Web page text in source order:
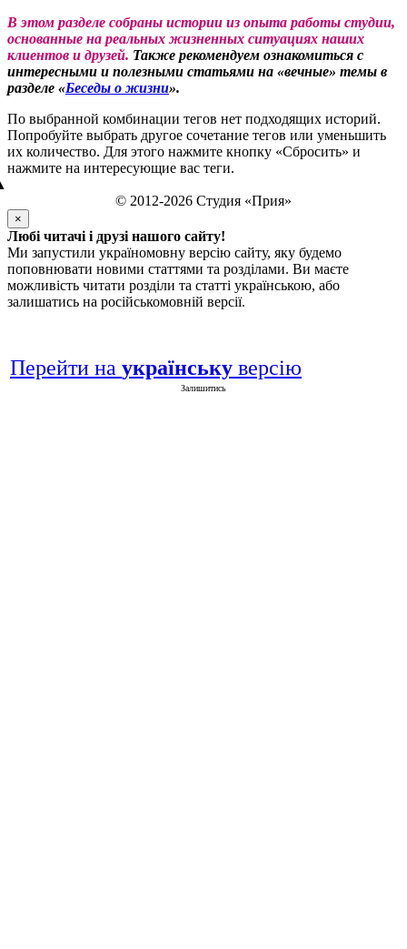
В этом разделе собраны истории из опыта работы студии,
основанные на реальных жизненных ситуациях наших
клиентов и друзей. Также рекомендуем ознакомиться с
интересными и полезными статьями на «вечные» темы в
разделе «Беседы о жизни».
По выбранной комбинации тегов нет подходящих историй.
Попробуйте выбрать другое сочетание тегов или уменьшить
их количество. Для этого нажмите кнопку «Сбросить» и
нажмите на интересующие вас теги.
© 2012-2026 Студия «Прия»
×
Любі читачі і друзі нашого сайту!
Ми запустили україномовну версію сайту, яку будемо
поповнювати новими статтями та розділами. Ви маєте
можливість читати розділи та статті українською, або
залишатись на російськомовній версії.
Перейти на українську версію
Залишитись